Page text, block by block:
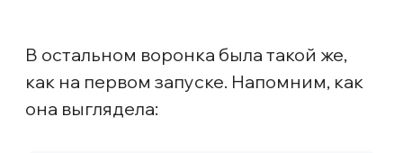
с прошлыми вебами количество
пользователей, продолживших диалог
а процент подписок остался таким же.